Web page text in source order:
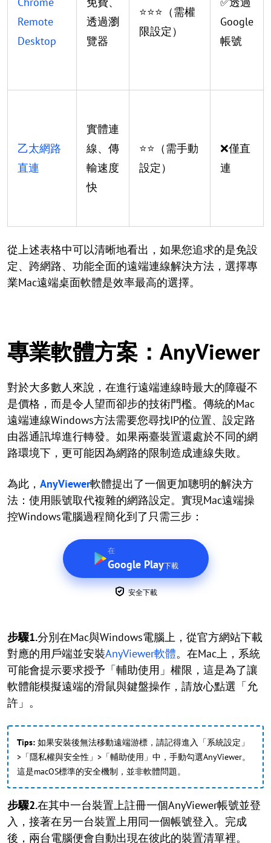
Remote
Desktop
透過瀏
覽器
⭐⭐⭐（需權
限設定）
Google
帳號
乙太網路
直連
實體連
線、傳
輸速度
快
⭐⭐（需手動
設定）
❌僅直
連
從上述表格中可以清晰地看出，如果您追求的是免設
定、跨網路、功能全面的遠端連線解決方法，選擇專
業Mac遠端桌面軟體是效率最高的選擇。
專業軟體方案：AnyViewer
對於大多數人來說，在進行遠端連線時最大的障礙不
是價格，而是令人望而卻步的技術門檻。傳統的Mac
遠端連線Windows方法需要您尋找IP的位置、設定路
由器通訊埠進行轉發。如果兩臺裝置還處於不同的網
路環境下，更可能因為網路的限制造成連線失敗。
為此， AnyViewer軟體提出了一個更加聰明的解決方
法：使用賬號取代複雜的網路設定。實現Mac遠端操
控Windows電腦過程簡化到了只需三步：
在
Google Play下載
安全下載
步驟1.分別在Mac與Windows電腦上，從官方網站下載
對應的用戶端並安裝AnyViewer軟體。在Mac上，系統
可能會提示要求授予「輔助使用」權限，這是為了讓
軟體能模擬遠端的滑鼠與鍵盤操作，請放心點選「允
許」。
Tips: 如果安裝後無法移動遠端游標，請記得進入「系統設定」
>「隱私權與安全性」>「輔助使用」中，手動勾選AnyViewer。
這是macOS標準的安全機制，並非軟體問題。
步驟2.在其中一台裝置上註冊一個AnyViewer帳號並登
入，接著在另一台裝置上用同一個帳號登入。完成
後，兩台電腦便會自動出現在彼此的裝置清單裡。